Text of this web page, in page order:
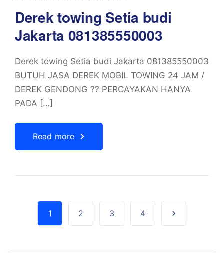
Derek towing Setia budi
Jakarta 081385550003
Derek towing Setia budi Jakarta 081385550003
BUTUH JASA DEREK MOBIL TOWING 24 JAM /
DEREK GENDONG ?? PERCAYAKAN HANYA
PADA […]
Read more
1 2 3 4